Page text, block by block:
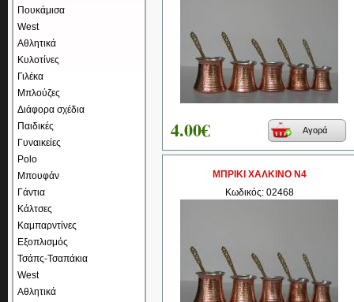
Πουκάμισα
West
Αθλητικά
Κυλοτίνες
Γιλέκα
Μπλούζες
Διάφορα σχέδια
Παιδικές
Γυναικείες
Polo
Μπουφάν
Γάντια
Κάλτσες
Καμπαρντίνες
Εξοπλισμός
Τσάπς-Τσαπάκια
West
Αθλητικά
4.00€ Αγορά
ΜΠΡΙΚΙ ΧΑΛΚΙΝΟ Ν4
Κωδικός: 02468